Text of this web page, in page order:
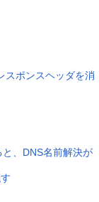
スポンスヘッダを消
、DNS名前解決が